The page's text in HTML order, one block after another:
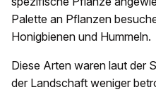
Palette an Pflanzen
Honigbienen und Hummeln.
Diese Arten waren laut der
der Landschaft weniger